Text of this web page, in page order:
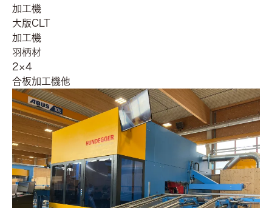
加工機
大版CLT
加工機
羽柄材
2×4
合板加工機他